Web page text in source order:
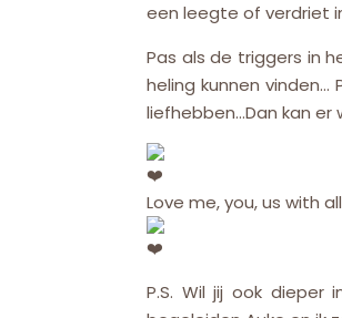
een leegte of verdriet
Pas als de triggers in
heling kunnen
liefhebben…Dan kan er
Love me, you, us with
P.S. Wil jij ook dieper